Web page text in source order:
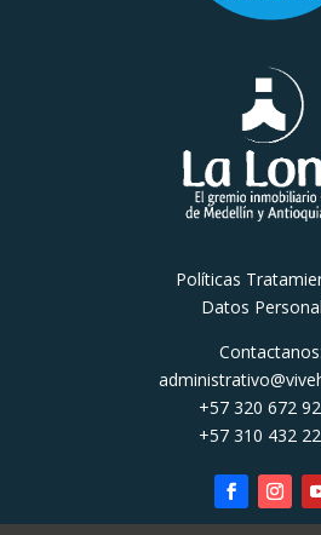
Políticas
Datos
Contactanos:
+57 320 672
+57 310 432